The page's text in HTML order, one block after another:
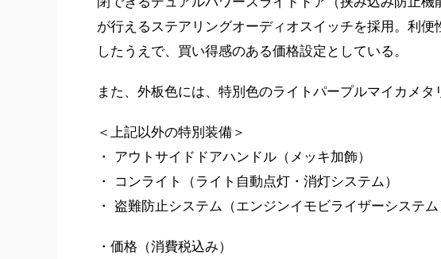
が行えるステアリングオーディオスイッチを採用。利
したうえで、買い得感のある価格設定としている。
また、外板色には、特別色のライトパープルマイカメタ
＜上記以外の特別装備＞
・ アウトサイドドアハンドル（メッキ加飾）
・ コンライト（ライト自動点灯・消灯システム）
・ 盗難防止システム（エンジンイモビライザーシステム
・価格（消費税込み）